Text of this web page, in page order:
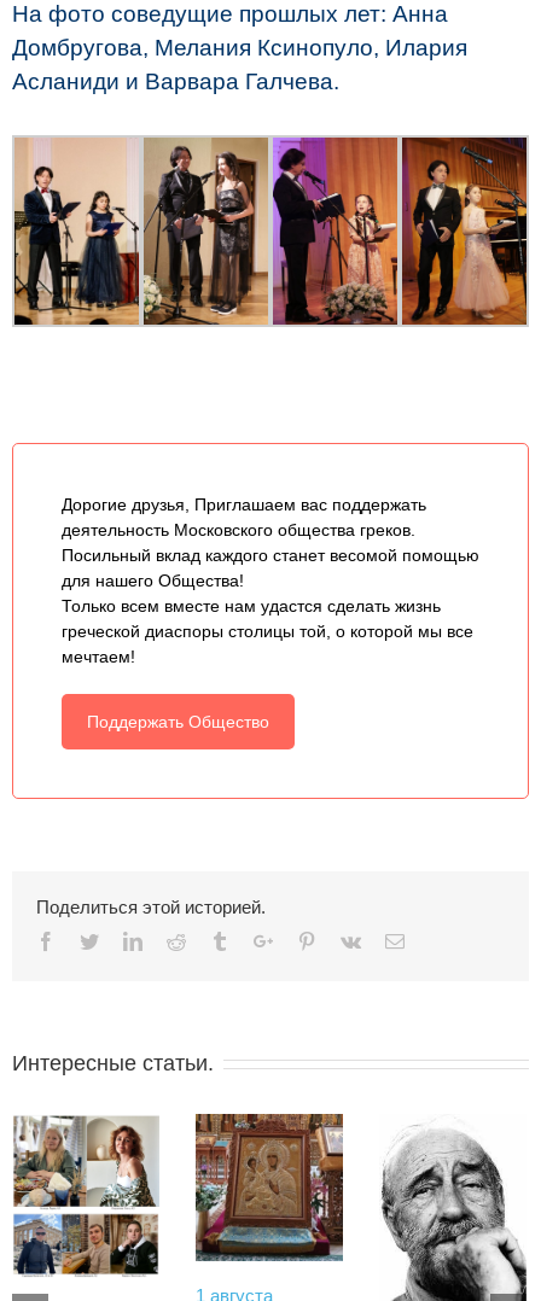
На фото соведущие прошлых лет: Анна
Домбругова, Мелания Ксинопуло, Илария
Асланиди и Варвара Галчева.
Дорогие друзья, Приглашаем вас поддержать
деятельность Московского общества греков.
Посильный вклад каждого станет весомой помощью
для нашего Общества!
Только всем вместе нам удастся сделать жизнь
греческой диаспоры столицы той, о которой мы все
мечтаем!
Поддержать Общество
Поделиться этой историей.
Facebook
TwitterLinkedinReddit TumblrGoogle+Pinterest
Vk Email
Интересные статьи.
1 августа